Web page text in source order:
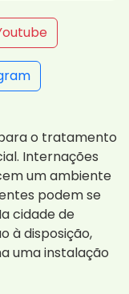
o tratamento
Internações
um ambiente
podem se
cidade de
à disposição,
uma instalação